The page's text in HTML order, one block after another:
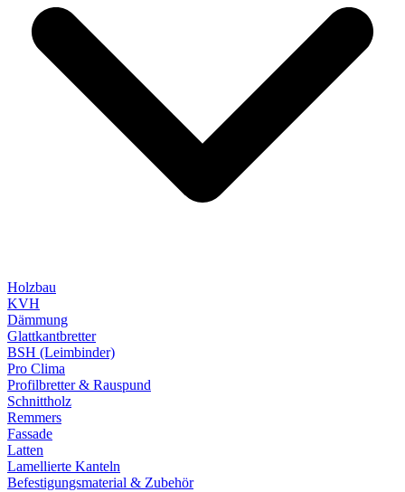
Holzbau
KVH
Dämmung
Glattkantbretter
BSH (Leimbinder)
Pro Clima
Profilbretter & Rauspund
Schnittholz
Remmers
Fassade
Latten
Lamellierte Kanteln
Befestigungsmaterial & Zubehör